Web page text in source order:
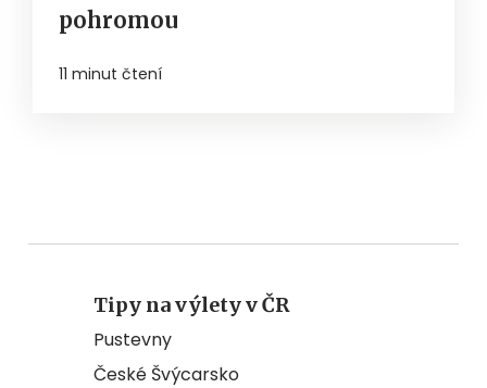
pohromou
11 minut čtení
Tipy na výlety v ČR
Pustevny
České Švýcarsko